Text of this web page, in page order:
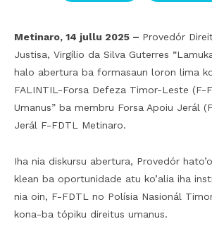
Metinaro, 14 jullu 2025 – Provedór
Justisa, Virgílio da Silva Guterres
halo abertura ba formasaun loron lima
FALINTIL-Forsa Defeza Timor-Leste (F-
Umanus” ba membru Forsa Apoiu Jerál
Jerál F-FDTL Metinaro.
Iha nia diskursu abertura, Provedór
klean ba oportunidade atu ko’alia iha
nia oin, F-FDTL no Polísia Nasionál
kona-ba tópiku direitus umanus.